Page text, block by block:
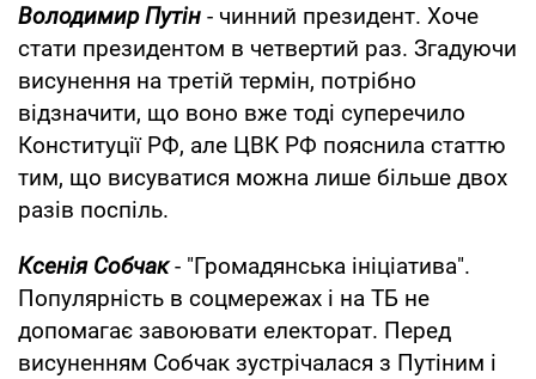
Володимир Путін - чинний президент. Хоче
стати президентом в четвертий раз. Згадуючи
висунення на третій термін, потрібно
відзначити, що воно вже тоді суперечило
Конституції РФ, але ЦВК РФ пояснила статтю
тим, що висуватися можна лише більше двох
разів поспіль.
Ксенія Собчак- "Громадянська ініціатива".
Популярність в соцмережах і на ТБ не
допомагає завоювати електорат. Перед
висуненням Собчак зустрічалася з Путіним і